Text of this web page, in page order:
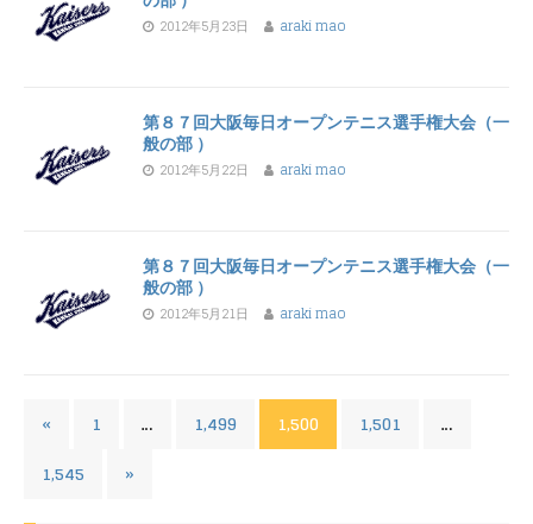
2012年5月23日 araki mao
第８７回大阪毎日オープンテニス選手権大会（一
般の部 ）
2012年5月22日 araki mao
第８７回大阪毎日オープンテニス選手権大会（一
般の部 ）
2012年5月21日 araki mao
« 1 … 1,499 1,500 1,501
…
1,545
»